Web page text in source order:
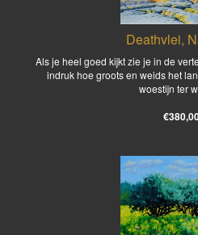
Deathvlei,
Als je heel goed kijkt zie je in de
indruk hoe groots en weids het
woestijn ter